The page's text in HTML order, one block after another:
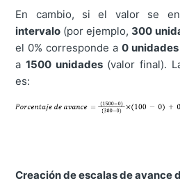
En cambio, si el valor se
intervalo (por ejemplo, 300
el 0% corresponde a0 unidades
a1500 unidades(valor final).
es:
Creación de escalas de avance